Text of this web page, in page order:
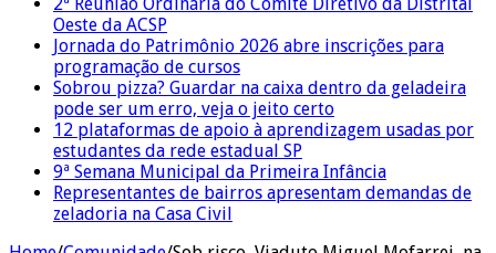
Oeste da ACSP
Jornada do Patrimônio 2026 abre inscrições para
programação de cursos
Sobrou pizza? Guardar na caixa dentro da geladeira
pode ser um erro, veja o jeito certo
12 plataformas de apoio à aprendizagem usadas por
estudantes da rede estadual SP
9ª Semana Municipal da Primeira Infância
Representantes de bairros apresentam demandas de
zeladoria na Casa Civil